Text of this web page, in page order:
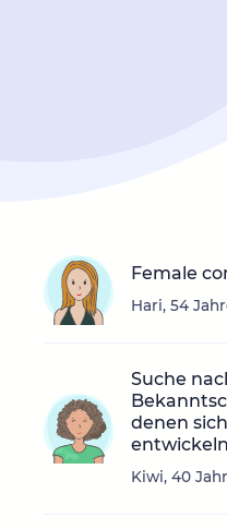
Female
Hari, 54
Suche
denen
entwickeln
Kiwi, 40